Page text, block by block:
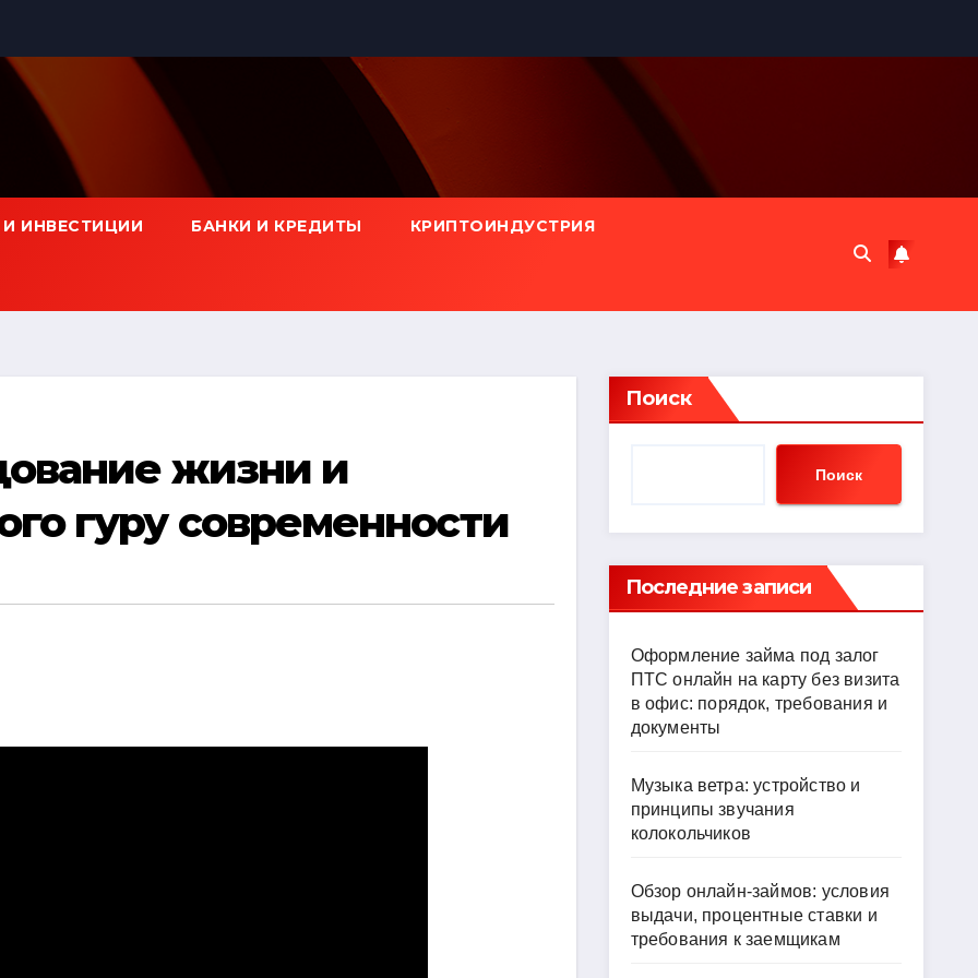
И ИНВЕСТИЦИИ БАНКИ И КРЕДИТЫ КРИПТОИНДУСТРИЯ
жизни и
гуру современности
Поиск
Поиск
Последние записи
Оформление займа под залог
ПТС онлайн на карту без визита
в офис: порядок, требования и
документы
Музыка ветра: устройство и
принципы звучания
колокольчиков
Обзор онлайн-займов: условия
выдачи, процентные ставки и
требования к заемщикам